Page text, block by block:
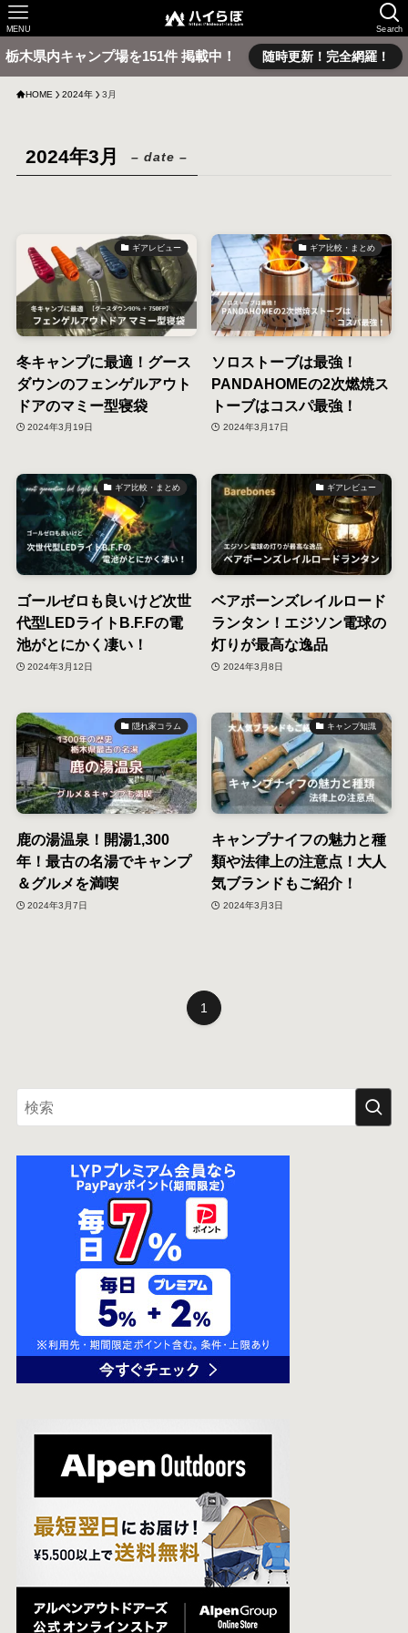
Search
MENU
栃木県内キャンプ場を151件 掲載中！ 随時更新！完全網羅！
HOME 2024年 3月
2024年3月 – date –
ギアレビュー
冬キャンプに最適！グース
ダウンのフェンゲルアウト
ドアのマミー型寝袋
2024年3月19日
ギア比較・まとめ
ソロストーブは最強！
PANDAHOMEの2次燃焼ス
トーブはコスパ最強！
2024年3月17日
ギア比較・まとめ
ゴールゼロも良いけど次世
代型LEDライトB.F.Fの電
池がとにかく凄い！
2024年3月12日
ギアレビュー
ベアボーンズレイルロード
ランタン！エジソン電球の
灯りが最高な逸品
2024年3月8日
隠れ家コラム
鹿の湯温泉！開湯1,300
年！最古の名湯でキャンプ
＆グルメを満喫
2024年3月7日
キャンプ知識
キャンプナイフの魅力と種
類や法律上の注意点！大人
気ブランドもご紹介！
2024年3月3日
1